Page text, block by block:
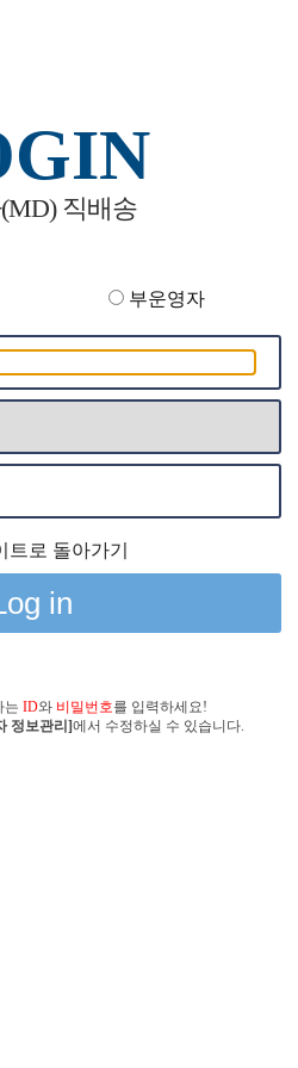
직배송
부운영자
트로 돌아가기
in
는 ID와 비밀번호를 입력하세요!
정보관리]에서 수정하실 수 있습니다.